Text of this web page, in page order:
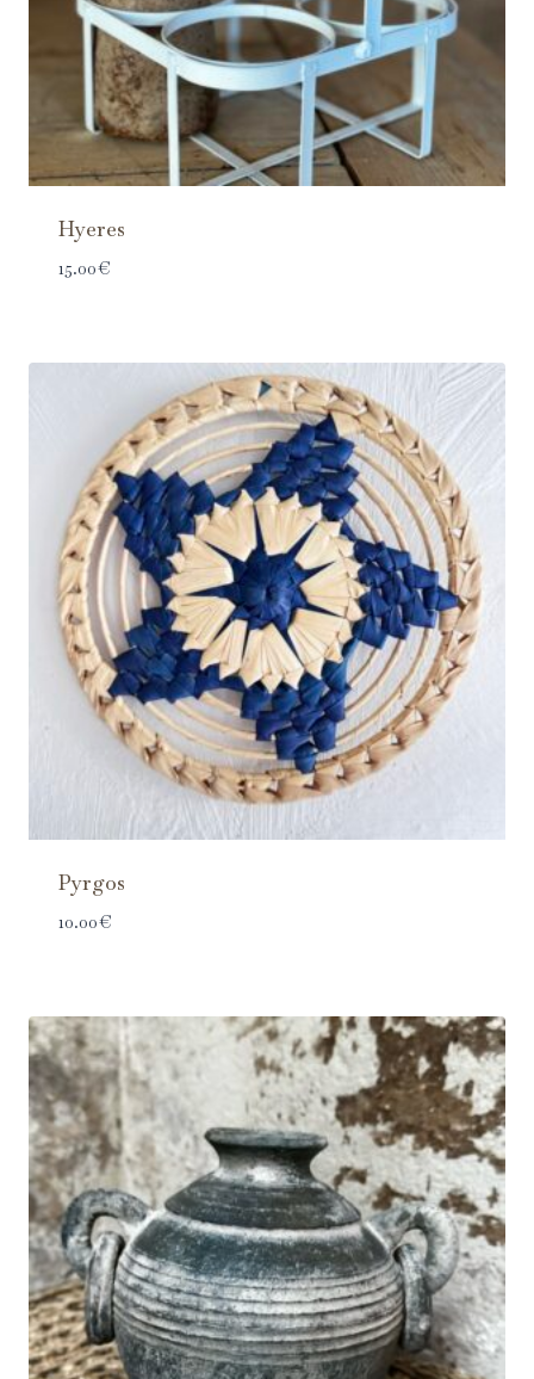
Hyeres
15.00€
Pyrgos
10.00€